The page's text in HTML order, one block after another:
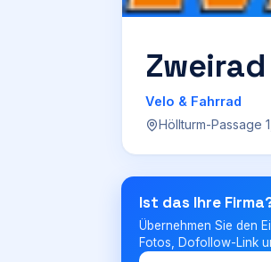
Velo & Fahrrad
Höllturm-Passage
Ist das Ihre
Übernehmen Sie den
Fotos, Dofollow-Link